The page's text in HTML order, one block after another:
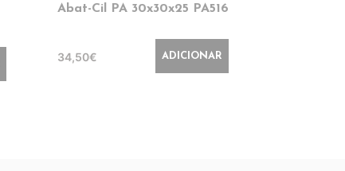
Abat-Cil PA 30x30x25 PA516
34,50€ ADICIONAR